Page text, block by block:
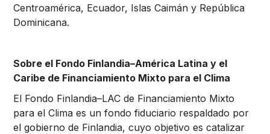
Centroamérica, Ecuador, Islas Caimán y República
Dominicana.
Sobre el Fondo Finlandia–América Latina y el
Caribe de Financiamiento Mixto para el Clima
El Fondo Finlandia–LAC de Financiamiento Mixto
para el Clima es un fondo fiduciario respaldado por
el gobierno de Finlandia, cuyo objetivo es catalizar